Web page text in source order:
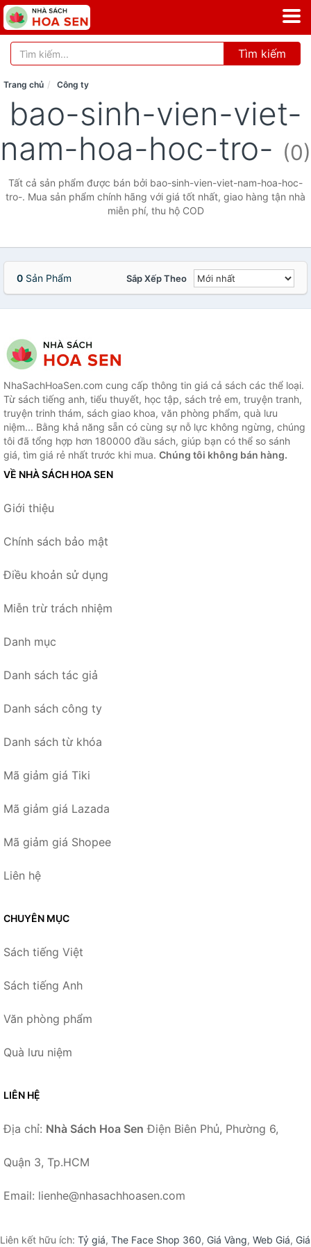
Tìm kiếm
Trang chủ Công ty
bao-sinh-vien-viet-
nam-hoa-hoc-tro- (0)
Tất cả sản phẩm được bán bởi bao-sinh-vien-viet-nam-hoa-hoc-
tro-. Mua sản phẩm chính hãng với giá tốt nhất, giao hàng tận nhà
miễn phí, thu hộ COD
0 Sản Phẩm Sắp Xếp Theo
NhaSachHoaSen.com cung cấp thông tin giá cả sách các thể loại.
Từ sách tiếng anh, tiểu thuyết, học tập, sách trẻ em, truyện tranh,
truyện trinh thám, sách giao khoa, văn phòng phẩm, quà lưu
niệm... Bằng khả năng sẵn có cùng sự nỗ lực không ngừng, chúng
tôi đã tổng hợp hơn 180000 đầu sách, giúp bạn có thể so sánh
giá, tìm giá rẻ nhất trước khi mua. Chúng tôi không bán hàng.
VỀ NHÀ SÁCH HOA SEN
Giới thiệu
Chính sách bảo mật
Điều khoản sử dụng
Miễn trừ trách nhiệm
Danh mục
Danh sách tác giả
Danh sách công ty
Danh sách từ khóa
Mã giảm giá Tiki
Mã giảm giá Lazada
Mã giảm giá Shopee
Liên hệ
CHUYÊN MỤC
Sách tiếng Việt
Sách tiếng Anh
Văn phòng phẩm
Quà lưu niệm
LIÊN HỆ
Địa chỉ: Nhà Sách Hoa Sen Điện Biên Phủ, Phường 6,
Quận 3, Tp.HCM
Email: lienhe@nhasachhoasen.com
Liên kết hữu ích: Tỷ giá, The Face Shop 360, Giá Vàng, Web Giá, Giá